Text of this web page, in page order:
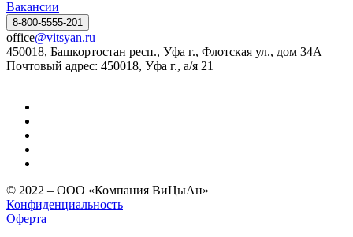
Вакансии
8-800-5555-201
office@vitsyan.ru
450018, Башкортостан респ., Уфа г., Флотская ул., дом 34А
Почтовый адрес: 450018, Уфа г., а/я 21
© 2022 – ООО «Компания ВиЦыАн»
Конфиденциальность
Оферта